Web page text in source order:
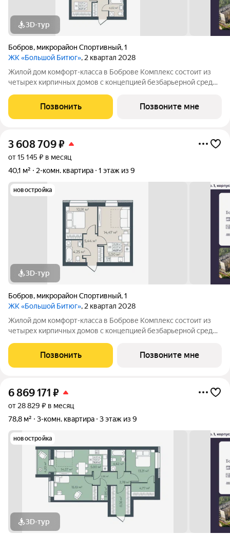
3D-тур
Бобров, микрорайон Спортивный,1
ЖК «Большой Битюг», 2 квартал 2028
Жилой дом комфорт-класса в Боброве Комплекс состоит из
четырех кирпичных домов с концепцией безбарьерной среды,
пожилых людей и родителей с колясками. Функциональное
использование квадратных
Позвонить Позвоните мне
3 608 709₽
от 15 145 ₽ в месяц
40,1 м²
2-комн. квартира 1 этаж из 9
новостройка
3D-тур
Бобров, микрорайон Спортивный,1
ЖК «Большой Битюг», 2 квартал 2028
Жилой дом комфорт-класса в Боброве Комплекс состоит из
четырех кирпичных домов с концепцией безбарьерной среды,
пожилых людей и родителей с колясками. Функциональное
использование квадратных
Позвонить Позвоните мне
6 869 171 ₽
от 28 829 ₽ в месяц
78,8 м²
3-комн. квартира 3 этаж из 9
новостройка
3D-тур